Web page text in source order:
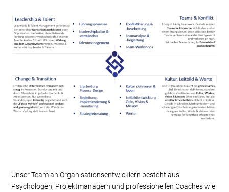
Unser Team an Organisationsentwicklern besteht aus
Psychologen, Projektmanagern und professionellen Coaches wie